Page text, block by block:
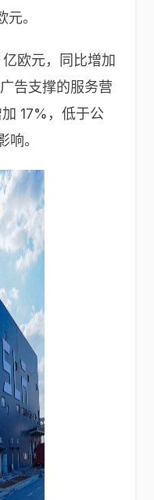
。
欧元，同比增加
告支撑的服务营
17%，低于公
响。